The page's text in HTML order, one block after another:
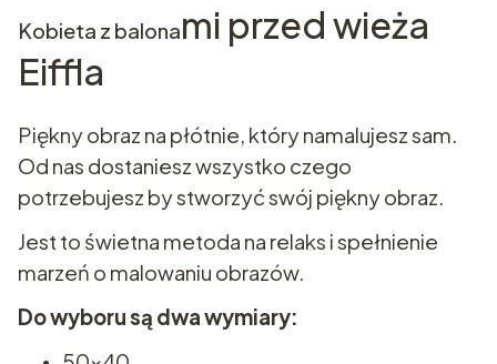
Kobieta z balonami przed wieża
Eiffla
Piękny obraz na płótnie, który namalujesz sam.
Od nas dostaniesz wszystko czego
potrzebujesz by stworzyć swój piękny obraz.
Jest to świetna metoda na relaks i spełnienie
marzeń o malowaniu obrazów.
Do wyboru są dwa wymiary: